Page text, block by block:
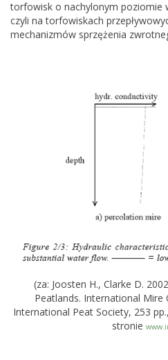
torfowisk o nachylonym poziomie
czyli na torfowiskach
mechanizmów sprzężenia
(za: Joosten H., Clarke D.
Peatlands. International Mire
International Peat Society, 253
stronie